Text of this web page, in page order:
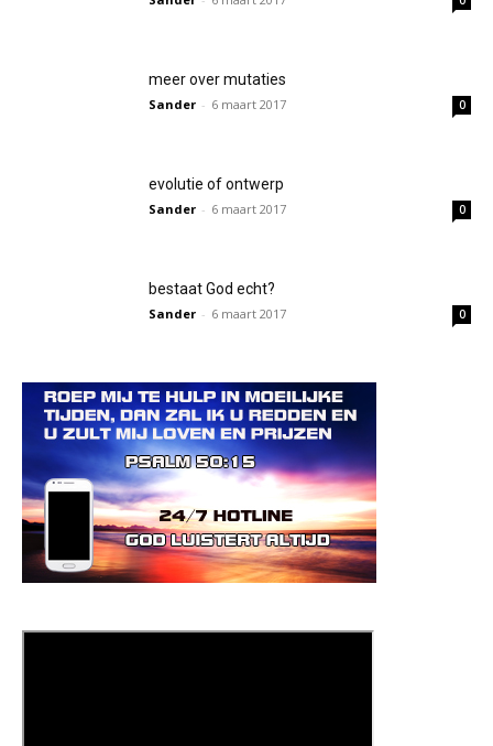
meer over mutaties
Sander - 6 maart 2017 0
evolutie of ontwerp
Sander - 6 maart 2017 0
bestaat God echt?
Sander - 6 maart 2017 0